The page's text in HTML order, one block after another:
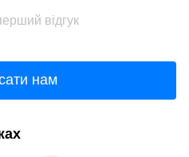
відгук
нам